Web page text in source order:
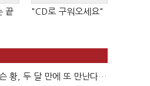
끝
"CD로 구워오세요"
황, 두 달 만에 또 만난다…